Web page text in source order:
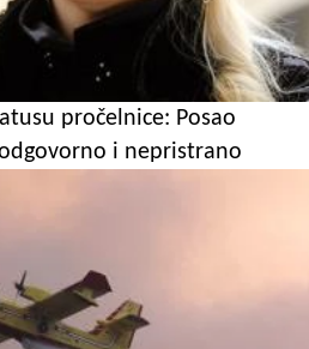
pročelnice: Posao
i nepristrano